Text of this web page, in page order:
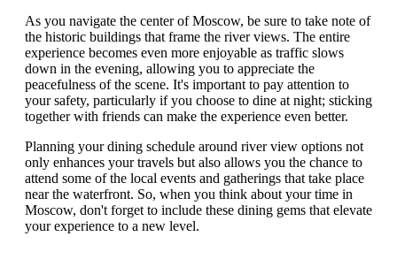
As you navigate the center of Moscow, be sure to take note of
the historic buildings that frame the river views. The entire
experience becomes even more enjoyable as traffic slows
down in the evening, allowing you to appreciate the
peacefulness of the scene. It's important to pay attention to
your safety, particularly if you choose to dine at night; sticking
together with friends can make the experience even better.
Planning your dining schedule around river view options not
only enhances your travels but also allows you the chance to
attend some of the local events and gatherings that take place
near the waterfront. So, when you think about your time in
Moscow, don't forget to include these dining gems that elevate
your experience to a new level.